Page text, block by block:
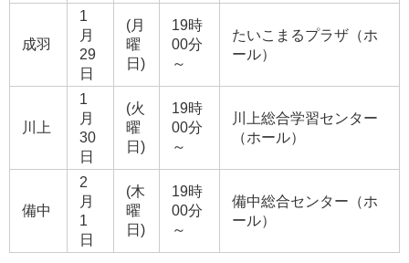
成羽
1
月
29
日
(月
曜
日)
19時
00分
～
たいこまるプラザ（ホ
ール）
川上
1
月
30
日
(火
曜
日)
19時
00分
～
川上総合学習センター
（ホール）
備中
2
月
1
日
(木
曜
日)
19時
00分
～
備中総合センター（ホ
ール）